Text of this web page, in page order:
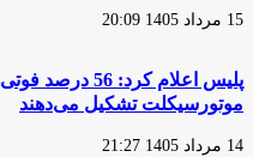
موتورسیکلت
ایران
می‌شود؟
15 مرداد 1405 20:09
پلیس اعلام
موتورسیکلت تشکیل می‌دهند
14 مرداد 1405 21:27